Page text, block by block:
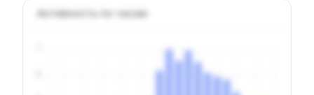
Активность по часам